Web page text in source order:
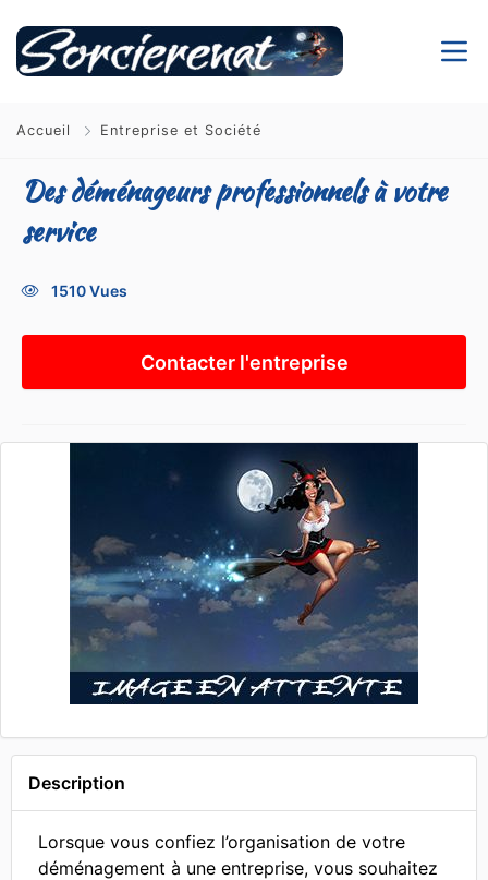
Accueil Entreprise et Société
Des déménageurs professionnels à votre
service
1510 Vues
Contacter l'entreprise
Description
Lorsque vous confiez l’organisation de votre
déménagement à une entreprise, vous souhaitez